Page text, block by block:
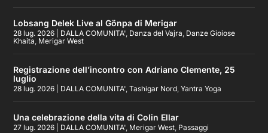
Lobsang Delek Live al Gönpa di Merigar
28 lug. 2026 DALLA COMUNITA', Danza del Vajra, Danze Gioiose
Khaita, Merigar West
Registrazione dell’incontro con Adriano Clemente, 25
luglio
28 lug. 2026 DALLA COMUNITA',Tashigar Nord,Yantra Yoga
Una celebrazione della vita di Colin Ellar
27 lug. 2026 DALLA COMUNITA', Merigar West, Passaggi